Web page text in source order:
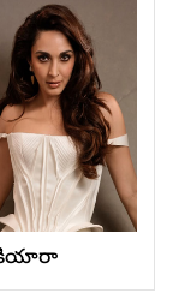
కియారా